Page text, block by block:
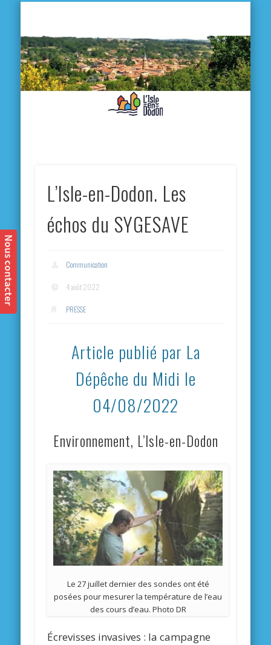
L’Isle-en-Dodon. Les
échos du SYGESAVE
Communication
4 août 2022
PRESSE
Article publié par La
Dépêche du Midi le
04/08/2022
Environnement, L’Isle-en-Dodon
Le 27 juillet dernier des sondes ont été
posées pour mesurer la température de l’eau
des cours d’eau. Photo DR
Écrevisses invasives : la campagne